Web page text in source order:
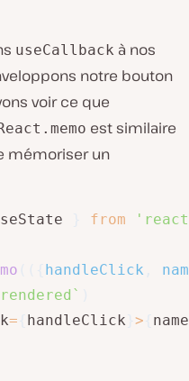
useCallback à nos
notre bouton
voir ce que
est similaire
mémoriser un
from
handleClick
rendered `
= handleClick >
name